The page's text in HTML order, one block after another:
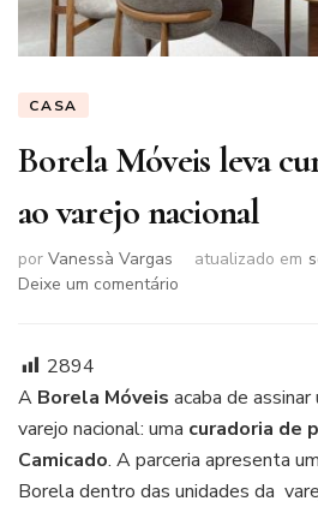
CASA
Borela Móveis leva
ao varejo nacional
por Vanessà Vargas atualizado em
Deixe um comentário
gaúcha
ao
varejo
nacional
2894
A Borela Móveis acaba de
varejo nacional: uma curadoria de
Camicado. A parceria apresenta
Borela dentro das unidades da